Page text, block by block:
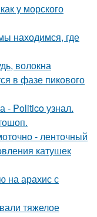
у морского
находимся, где
волокна
в фазе пикового
- Politico узнал.
- ленточный
катушек
на арахис с
тяжелое